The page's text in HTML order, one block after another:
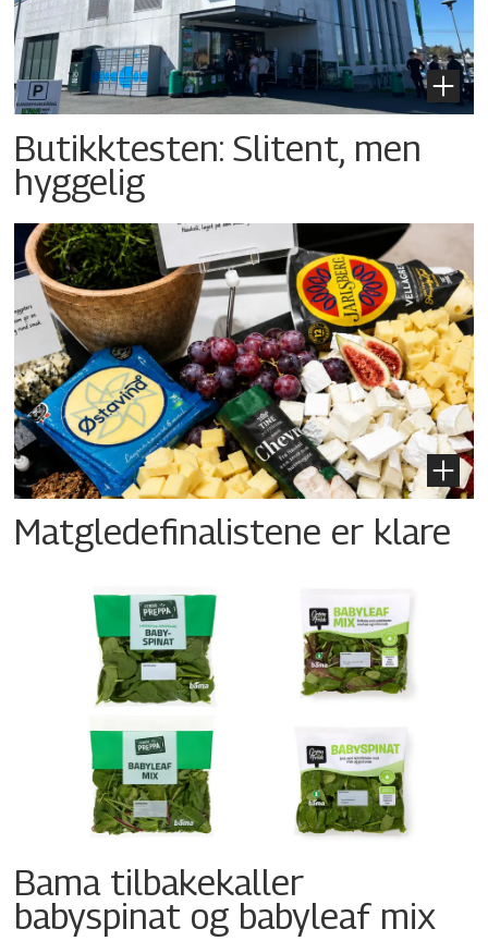
Butikktesten: Slitent, men
hyggelig
Matgledefinalistene er klare
Bama tilbakekaller
babyspinat og babyleaf mix